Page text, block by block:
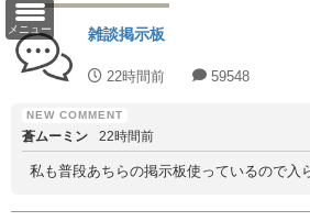
メニュー 雑談掲示板
22時間前 59548
蒼ムーミン 22時間前
私も普段あちらの掲示板使っているので入